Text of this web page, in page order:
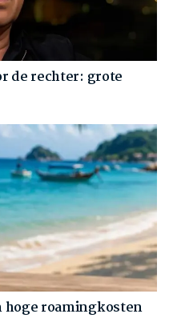
de rechter: grote
hoge roamingkosten